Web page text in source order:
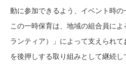
動に参加できるよう、イベント時の
この一時保育は、地域の組合員に
ランティア）」によって支えられ
を後押しする取り組みとして継続